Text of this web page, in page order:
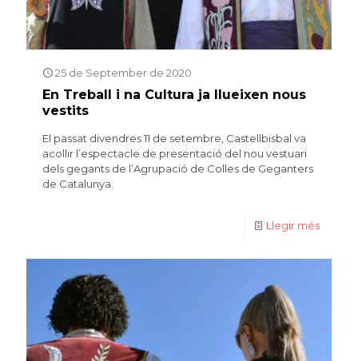
25 de September de 2020
En Treball i na Cultura ja llueixen nous
vestits
El passat divendres 11 de setembre, Castellbisbal va
acollir l’espectacle de presentació del nou vestuari
dels gegants de l’Agrupació de Colles de Geganters
de Catalunya.
Llegir més